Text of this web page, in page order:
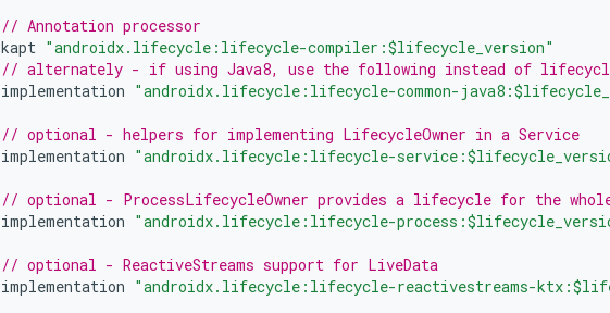
// Annotation processor
kapt "androidx.lifecycle:lifecycle-compiler:$lifecycle_version"
// alternately - if using Java8, use the following instead of
implementation "androidx.lifecycle:lifecycle-common-
// optional - helpers for implementing LifecycleOwner in a Service
implementation "androidx.lifecycle:lifecycle-
// optional - ProcessLifecycleOwner provides a lifecycle for the
implementation "androidx.lifecycle:lifecycle-
// optional - ReactiveStreams support for LiveData
implementation "androidx.lifecycle:lifecycle-reactivestreams-